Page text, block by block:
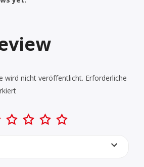
wird nicht veröffentlicht. Erforderliche